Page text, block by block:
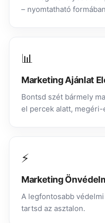
– nyomtatható
📊
Marketing Ajánlat
Bontsd szét bármely
el percek alatt, megéri-
⚡
Marketing
A legfontosabb
tartsd az asztalon.